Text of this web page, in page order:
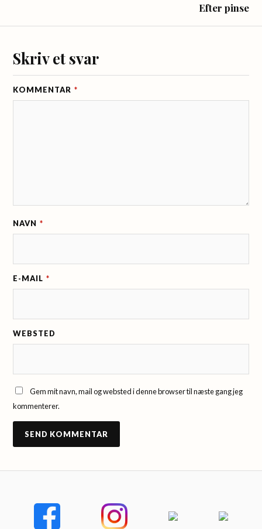
Efter pinse
Skriv et svar
KOMMENTAR *
NAVN *
E-MAIL *
WEBSTED
Gem mit navn, mail og websted i denne browser til næste gang jeg
kommenterer.